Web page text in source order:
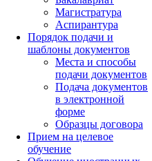
Магистратура
Аспирантура
Порядок подачи и
шаблоны документов
Места и способы
подачи документов
Подача документов
в электронной
форме
Образцы договора
Прием на целевое
обучение